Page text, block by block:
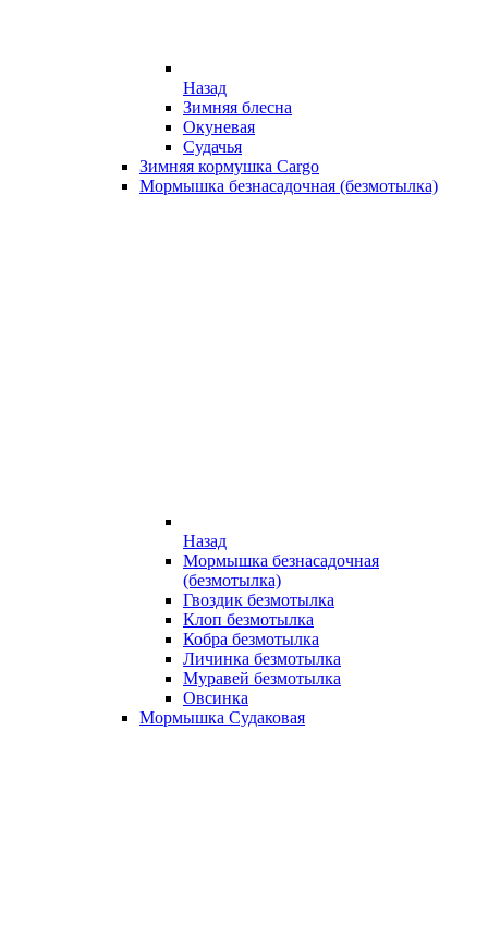
Назад
Зимняя блесна
Окуневая
Судачья
Зимняя кормушка Cargo
Мормышка безнасадочная (безмотылка)
Назад
Мормышка безнасадочная
(безмотылка)
Гвоздик безмотылка
Клоп безмотылка
Кобра безмотылка
Личинка безмотылка
Муравей безмотылка
Овсинка
Мормышка Судаковая